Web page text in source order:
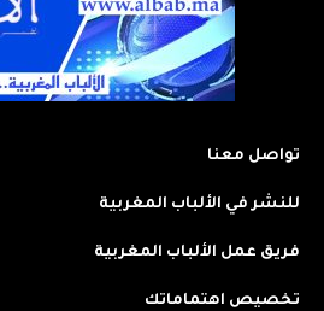
تواصل معنا
للنشر في الألباب المغربية
فريق عمل الألباب المغربية
تخصيص اهتماماتك